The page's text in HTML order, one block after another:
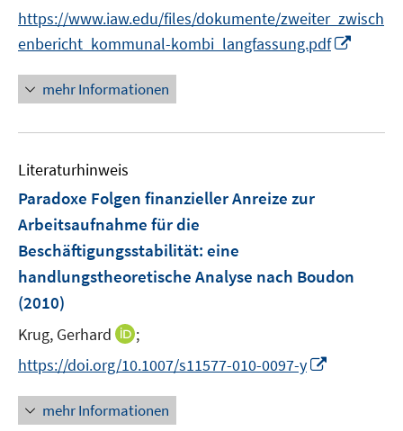
n
e
e
u
e
t
f
n
n
e
u
e
F
n
s
t
e
ö
f
f
e
n
https://www.iaw.edu/files/dokumente/zweiter_zwisch
enbericht_kommunal-kombi_langfassung.pdf
u
t
mehr Informationen
Literaturhinweis
Paradoxe Folgen finanzieller Anreize zur
Arbeitsaufnahme für die
Beschäftigungsstabilität: eine
handlungstheoretische Analyse nach Boudon
(2010)
Krug, Gerhard
I
n
e
u
;
https://doi.org/10.1007/s11577-010-0097-y
mehr Informationen